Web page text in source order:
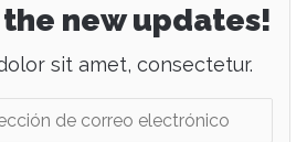
new updates!
sit amet, consectetur.